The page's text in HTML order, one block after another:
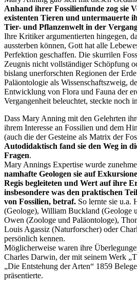
Anhand ihrer Fossilienfunde zog sie
existenten Tieren und untermauerte
Tier- und Pflanzenwelt in der
Ihre Kritiker argumentierten hingegen,
aussterben können, Gott hat alle
Perfektion geschaffen. Die skurrilen
Zeugnis nicht vollständiger Schöpfung
bislang unerforschten Regionen der
Paläontologie als Wissenschaftszweig,
Entwicklung von Flora und Fauna der
Vergangenheit beleuchtet, steckte noch
Dass Mary Anning mit den Gelehrten
ihrem Interesse an Fossilien und dem
(auch die der Gesteine als Matrix der
Autodidaktisch fand sie den Weg in
Fragen.
Mary Annings Expertise wurde
namhafte Geologen sie auf
Regis begleiteten und Wert auf ihre
insbesondere was den praktischen
von Fossilien, betraf. So lernte sie u.a.
(Geologe), William Buckland (Geologe
Owen (Zoologe und Paläontologe),
Louis Agassiz (Naturforscher) oder
persönlich kennen.
Möglicherweise waren ihre
Charles Darwin, der mit seinem Werk
„Die Entstehung der Arten“ 1859
präsentierte.